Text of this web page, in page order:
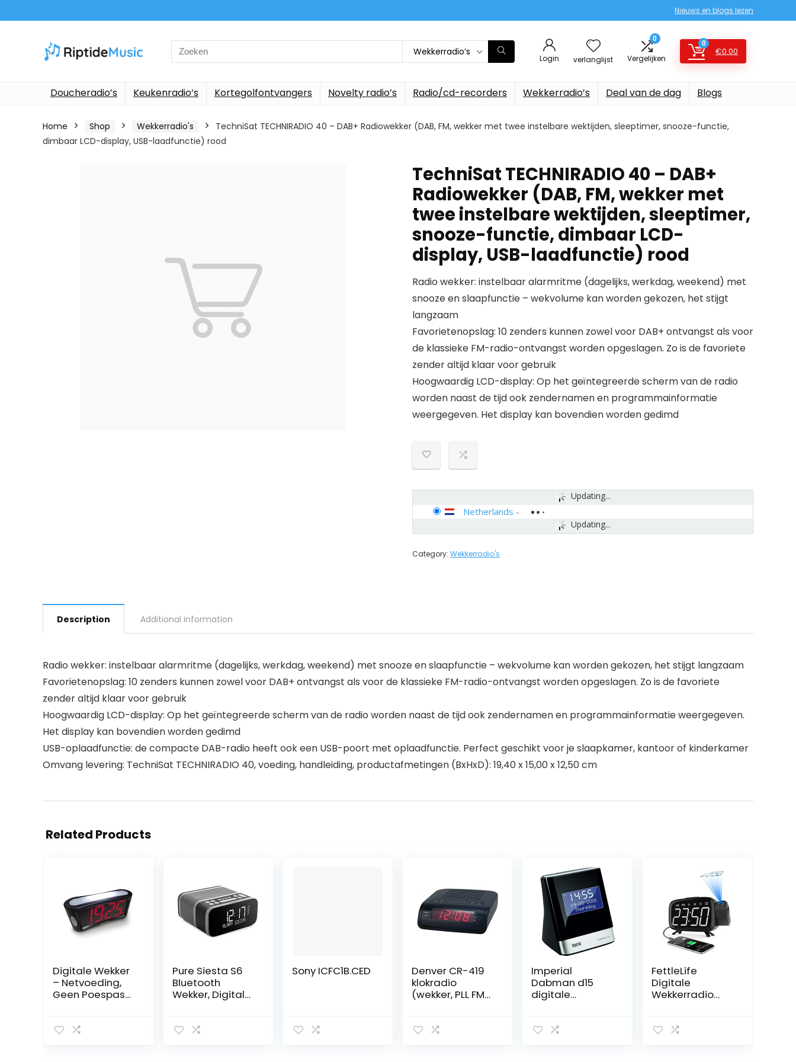
Nieuws en blogs lezen
Search
for:
Wekkerradio’s
Login verlanglijst
0
Vergelijken
0
€0.00
Doucheradio’s Keukenradio’s Kortegolfontvangers Novelty radio’s Radio/cd-recorders Wekkerradio’s Deal van de dag Blogs
Home Shop Wekkerradio's
TechniSat TECHNIRADIO 40 – DAB+ Radiowekker (DAB, FM, wekker met twee instelbare wektijden, sleeptimer, snooze-functie,
dimbaar LCD-display, USB-laadfunctie) rood
TechniSat TECHNIRADIO 40 – DAB+
Radiowekker (DAB, FM, wekker met
twee instelbare wektijden, sleeptimer,
snooze-functie, dimbaar LCD-
display, USB-laadfunctie) rood
Radio wekker: instelbaar alarmritme (dagelijks, werkdag, weekend) met
snooze en slaapfunctie – wekvolume kan worden gekozen, het stijgt
langzaam
Favorietenopslag: 10 zenders kunnen zowel voor DAB+ ontvangst als voor
de klassieke FM-radio-ontvangst worden opgeslagen. Zo is de favoriete
zender altijd klaar voor gebruik
Hoogwaardig LCD-display: Op het geïntegreerde scherm van de radio
worden naast de tijd ook zendernamen en programmainformatie
weergegeven. Het display kan bovendien worden gedimd
Updating...
Updating...
Netherlands -
Category: Wekkerradio's
Description Additional information
Radio wekker: instelbaar alarmritme (dagelijks, werkdag, weekend) met snooze en slaapfunctie – wekvolume kan worden gekozen, het stijgt langzaam
Favorietenopslag: 10 zenders kunnen zowel voor DAB+ ontvangst als voor de klassieke FM-radio-ontvangst worden opgeslagen. Zo is de favoriete
zender altijd klaar voor gebruik
Hoogwaardig LCD-display: Op het geïntegreerde scherm van de radio worden naast de tijd ook zendernamen en programmainformatie weergegeven.
Het display kan bovendien worden gedimd
USB-oplaadfunctie: de compacte DAB-radio heeft ook een USB-poort met oplaadfunctie. Perfect geschikt voor je slaapkamer, kantoor of kinderkamer
Omvang levering: TechniSat TECHNIRADIO 40, voeding, handleiding, productafmetingen (BxHxD): 19,40 x 15,00 x 12,50 cm
Related Products
Digitale Wekker
– Netvoeding,
Geen Poespas
Wekker, 12 en
Pure Siesta S6
Bluetooth
Wekker, Digitale
display,
Sony ICFC1B.CED
Denver CR-419
klokradio
(wekker, PLL FM-
Imperial
Dabman d15
digitale
wektijden,
FettleLife
Digitale
Wekkerradio
Radio, Wekker